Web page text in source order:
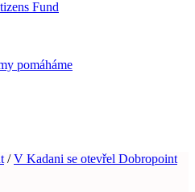
Fund
pomáháme
/V Kadani se otevřel Dobropoint